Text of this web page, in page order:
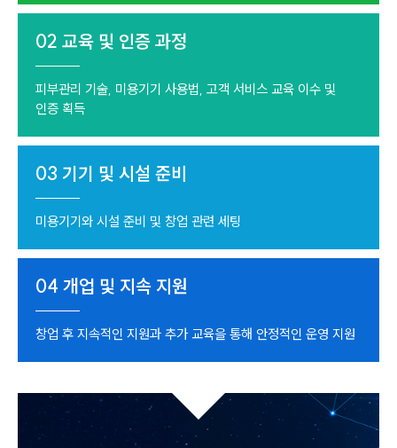
02 교육 및 인증 과정
피부관리 기술, 미용기기 사용법, 고객 서비스 교육 이수 및
인증 획득
03 기기 및 시설 준비
미용기기와 시설 준비 및 창업 관련 세팅
04 개업 및 지속 지원
창업 후 지속적인 지원과 추가 교육을 통해 안정적인 운영 지원